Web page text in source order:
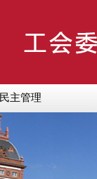
民主管理